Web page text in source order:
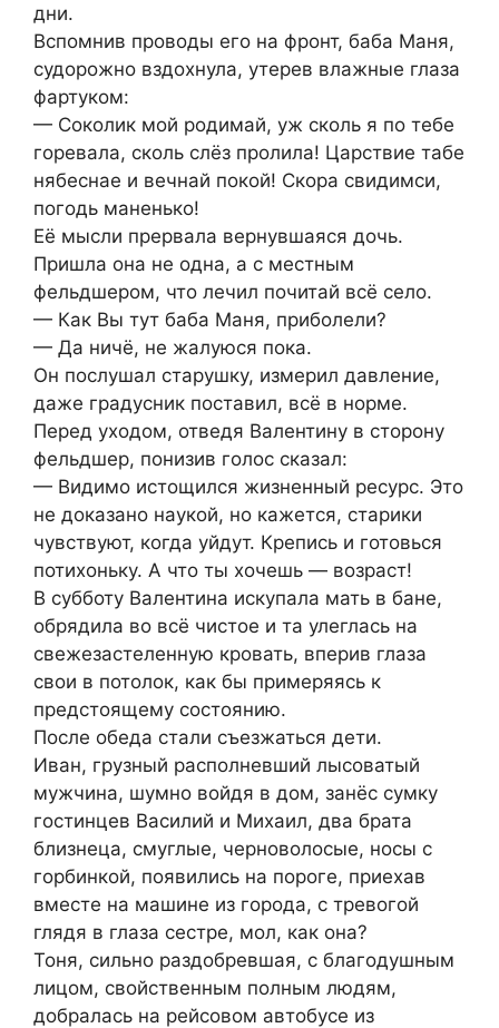
дни.
Вспомнив проводы его на фронт, баба Маня,
судорожно вздохнула, утерев влажные глаза
фартуком:
— Соколик мой родимай, уж сколь я по тебе
горевала, сколь слёз пролила! Царствие табе
нябеснае и вечнай покой! Скора свидимси,
погодь маненько!
Её мысли прервала вернувшаяся дочь.
Пришла она не одна, а с местным
фельдшером, что лечил почитай всё село.
— Как Вы тут баба Маня, приболели?
— Да ничё, не жалуюся пока.
Он послушал старушку, измерил давление,
даже градусник поставил, всё в норме.
Перед уходом, отведя Валентину в сторону
фельдшер, понизив голос сказал:
— Видимо истощился жизненный ресурс. Это
не доказано наукой, но кажется, старики
чувствуют, когда уйдут. Крепись и готовься
потихоньку. А что ты хочешь — возраст!
В субботу Валентина искупала мать в бане,
обрядила во всё чистое и та улеглась на
свежезастеленную кровать, вперив глаза
свои в потолок, как бы примеряясь к
предстоящему состоянию.
После обеда стали съезжаться дети.
Иван, грузный располневший лысоватый
мужчина, шумно войдя в дом, занёс сумку
гостинцев Василий и Михаил, два брата
близнеца, смуглые, черноволосые, носы с
горбинкой, появились на пороге, приехав
вместе на машине из города, с тревогой
глядя в глаза сестре, мол, как она?
Тоня, сильно раздобревшая, с благодушным
лицом, свойственным полным людям,
добралась на рейсовом автобусе из